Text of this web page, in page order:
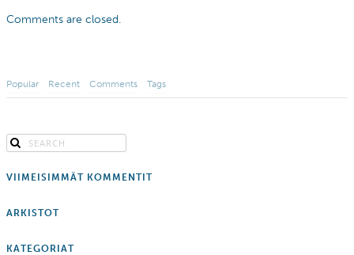
Comments are closed.
Popular Recent Comments Tags
VIIMEISIMMÄT KOMMENTIT
ARKISTOT
KATEGORIAT